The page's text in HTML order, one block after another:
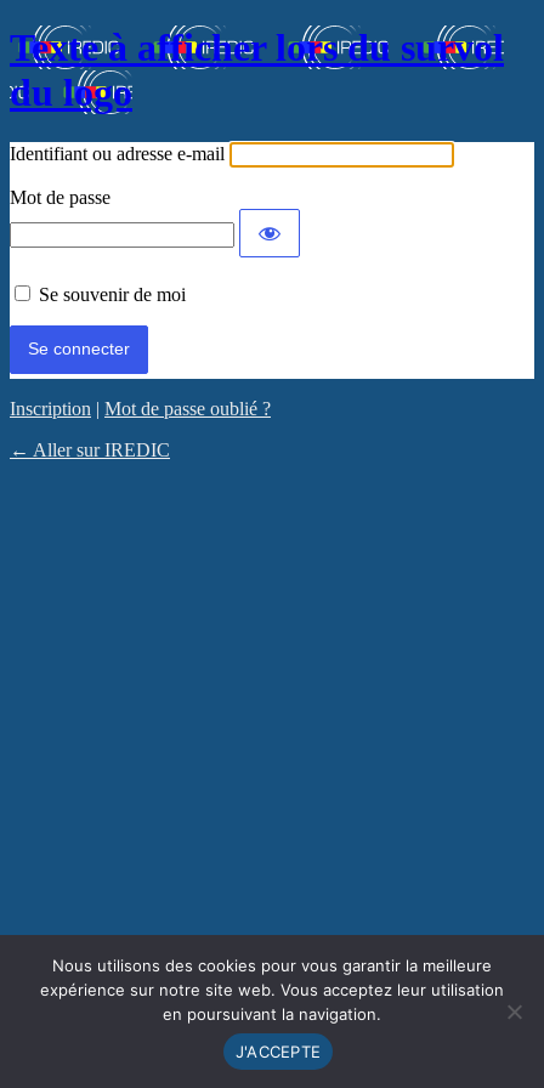
Texte à afficher lors du survol
du logo
Identifiant ou adresse e-mail
Mot de passe
Se souvenir de moi
Inscription | Mot de passe oublié ?
← Aller sur IREDIC
Nous utilisons des cookies pour vous garantir la meilleure
expérience sur notre site web. Vous acceptez leur utilisation
en poursuivant la navigation.
J'ACCEPTE